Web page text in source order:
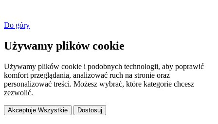
Do góry
Używamy plików cookie
Używamy plików cookie i podobnych technologii, aby poprawić
komfort przeglądania, analizować ruch na stronie oraz
personalizować treści. Możesz wybrać, które kategorie chcesz
zezwolić.
Akceptuje Wszystkie Dostosuj